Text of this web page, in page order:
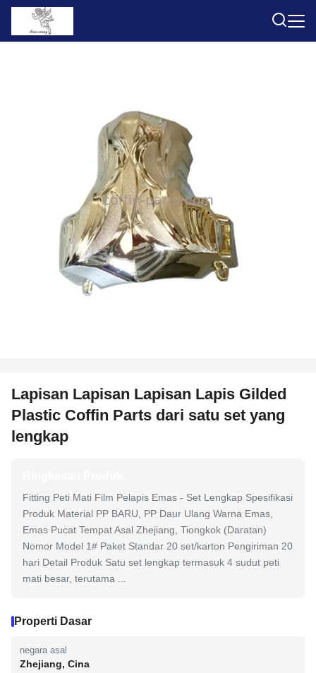
Lapisan Lapisan Lapisan Lapis Gilded
Plastic Coffin Parts dari satu set yang
lengkap
Fitting Peti Mati Film Pelapis Emas - Set Lengkap Spesifikasi
Produk Material PP BARU, PP Daur Ulang Warna Emas,
Emas Pucat Tempat Asal Zhejiang, Tiongkok (Daratan)
Nomor Model 1# Paket Standar 20 set/karton Pengiriman 20
hari Detail Produk Satu set lengkap termasuk 4 sudut peti
mati besar, terutama ...
Properti Dasar
negara asal
Zhejiang, Cina